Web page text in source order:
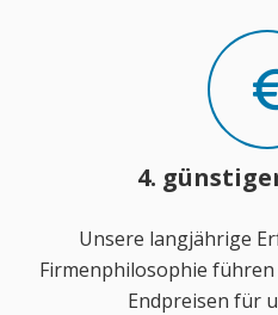
4.
Unsere langjährige
Firmenphilosophie
Endpreisen für